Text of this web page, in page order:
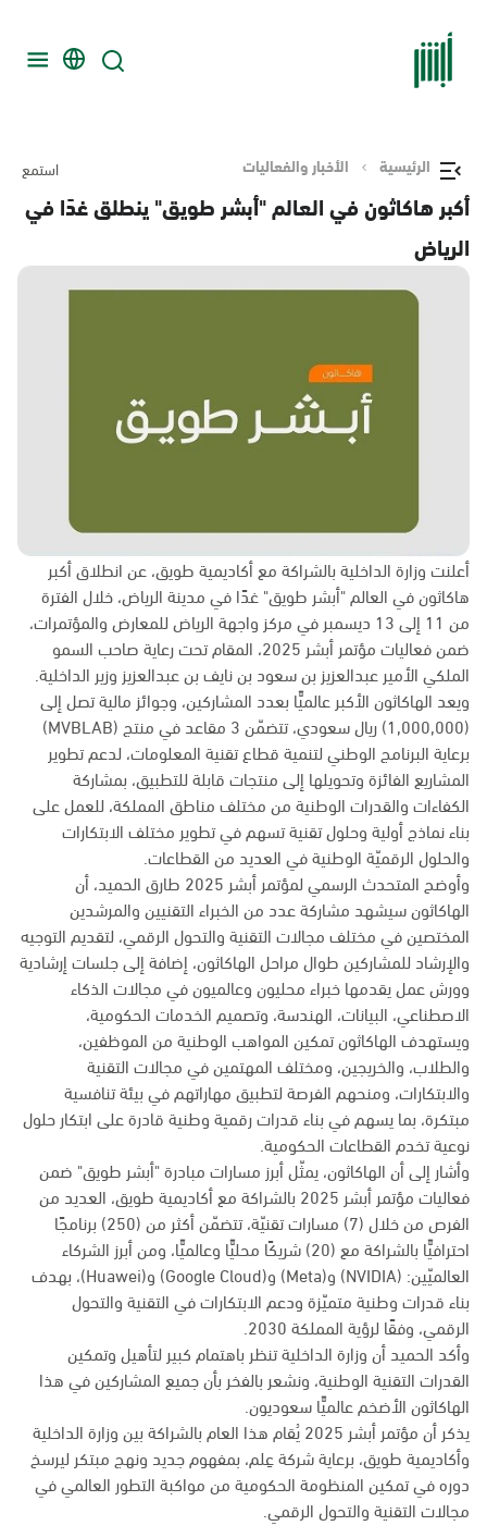
الرئيسية الأخبار والفعاليات استمع
أكبر هاكاثون في العالم "أبشر طويق" ينطلق غدًا في
الرياض
أعلنت وزارة الداخلية بالشراكة مع أكاديمية طويق، عن انطلاق أكبر
هاكاثون في العالم "أبشر طويق" غدًا في مدينة الرياض، خلال الفترة
من 11 إلى 13 ديسمبر في مركز واجهة الرياض للمعارض والمؤتمرات،
ضمن فعاليات مؤتمر أبشر 2025، المقام تحت رعاية صاحب السمو
الملكي الأمير عبدالعزيز بن سعود بن نايف بن عبدالعزيز وزير الداخلية.
ويعد الهاكاثون الأكبر عالميًّا بعدد المشاركين، وجوائز مالية تصل إلى
(1,000,000) ريال سعودي، تتضمّن 3 مقاعد في منتج (MVBLAB)
برعاية البرنامج الوطني لتنمية قطاع تقنية المعلومات، لدعم تطوير
المشاريع الفائزة وتحويلها إلى منتجات قابلة للتطبيق، بمشاركة
الكفاءات والقدرات الوطنية من مختلف مناطق المملكة، للعمل على
بناء نماذج أولية وحلول تقنية تسهم في تطوير مختلف الابتكارات
والحلول الرقميّة الوطنية في العديد من القطاعات.
وأوضح المتحدث الرسمي لمؤتمر أبشر 2025 طارق الحميد، أن
الهاكاثون سيشهد مشاركة عدد من الخبراء التقنيين والمرشدين
المختصين في مختلف مجالات التقنية والتحول الرقمي، لتقديم التوجيه
والإرشاد للمشاركين طوال مراحل الهاكاثون، إضافة إلى جلسات إرشادية
وورش عمل يقدمها خبراء محليون وعالميون في مجالات الذكاء
الاصطناعي، البيانات، الهندسة، وتصميم الخدمات الحكومية،
ويستهدف الهاكاثون تمكين المواهب الوطنية من الموظفين،
والطلاب، والخريجين، ومختلف المهتمين في مجالات التقنية
والابتكارات، ومنحهم الفرصة لتطبيق مهاراتهم في بيئة تنافسية
مبتكرة، بما يسهم في بناء قدرات رقمية وطنية قادرة على ابتكار حلول
نوعية تخدم القطاعات الحكومية.
وأشار إلى أن الهاكاثون، يمثّل أبرز مسارات مبادرة "أبشر طويق" ضمن
فعاليات مؤتمر أبشر 2025 بالشراكة مع أكاديمية طويق، العديد من
الفرص من خلال (7) مسارات تقنيّة، تتضمّن أكثر من (250) برنامجًا
احترافيًّا بالشراكة مع (20) شريكًا محليًّا وعالميًّا، ومن أبرز الشركاء
العالميّين: (NVIDIA) و(Meta) و(Google Cloud) و(Huawei)، بهدف
بناء قدرات وطنية متميّزة ودعم الابتكارات في التقنية والتحول
الرقمي، وفقًا لرؤية المملكة 2030.
وأكد الحميد أن وزارة الداخلية تنظر باهتمام كبير لتأهيل وتمكين
القدرات التقنية الوطنية، ونشعر بالفخر بأن جميع المشاركين في هذا
الهاكاثون الأضخم عالميًّا سعوديون.
يذكر أن مؤتمر أبشر 2025 يُقام هذا العام بالشراكة بين وزارة الداخلية
وأكاديمية طويق، برعاية شركة عِلم، بمفهوم جديد ونهج مبتكر ليرسخ
دوره في تمكين المنظومة الحكومية من مواكبة التطور العالمي في
مجالات التقنية والتحول الرقمي.